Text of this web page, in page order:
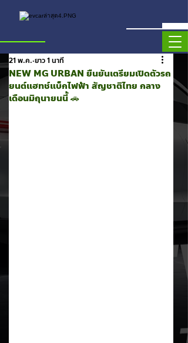
NEW MG URBAN ยืนยันเตรียมเปิดตัวรถ
ยนต์แฮทช์แบ็กไฟฟ้า สัญชาติไทย กลาง
เดือนมิถุนายนนี้ 🚗
21 พ.ค. ยาว 1 นาที